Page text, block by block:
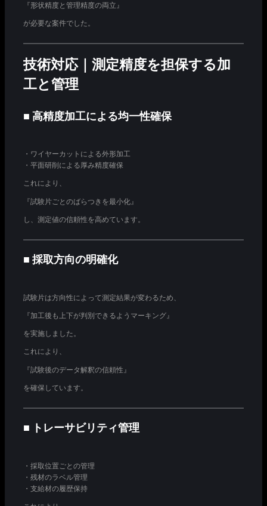
『形状精度と管理精度の両立』
が必要な案件でした。
技術対応｜測定精度を担保する加
工と管理
■ 高精度加工による均一性確保
・ワイヤーカットによる外形加工
・平面研削による厚み精度確保
これにより、
『試験片ごとのばらつきを最小化』
し、測定値の信頼性を高めています。
■ 採取方向の明確化
試験片は方向性によって測定結果が変わるため、
『加工後も上下が判別できるようマーキング』
を実施しました。
これにより、
『試験後のデータ解釈の信頼性』
を確保しています。
■ トレーサビリティ管理
・採取位置ごとの管理
・残材のラベル管理
・支給材の履歴保持